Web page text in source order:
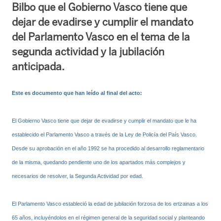
Bilbo que el Gobierno Vasco tiene que
dejar de evadirse y cumplir el mandato
del Parlamento Vasco en el tema de la
segunda actividad y la jubilación
anticipada.
Este es documento que han leído al final del acto:
El Gobierno Vasco tiene que dejar de evadirse y cumplir el mandato que le ha
establecido el Parlamento Vasco a través de la Ley de Policía del País Vasco.
Desde su aprobación en el año 1992 se ha procedido al desarrollo reglamentario
de la misma, quedando pendiente uno de los apartados más complejos y
necesarios de resolver, la Segunda Actividad por edad.
El Parlamento Vasco estableció la edad de jubilación forzosa de los ertzainas a los
65 años, incluyéndolos en el régimen general de la seguridad social y planteando